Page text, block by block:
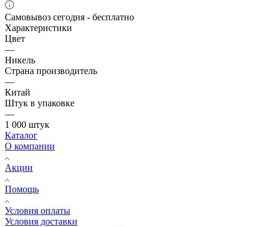
Самовывоз сегодня - бесплатно
Характеристики
Цвет
—
Никель
Страна производитель
—
Китай
Штук в упаковке
—
1 000 штук
Каталог
О компании
Акции
Помощь
Условия оплаты
Условия доставки